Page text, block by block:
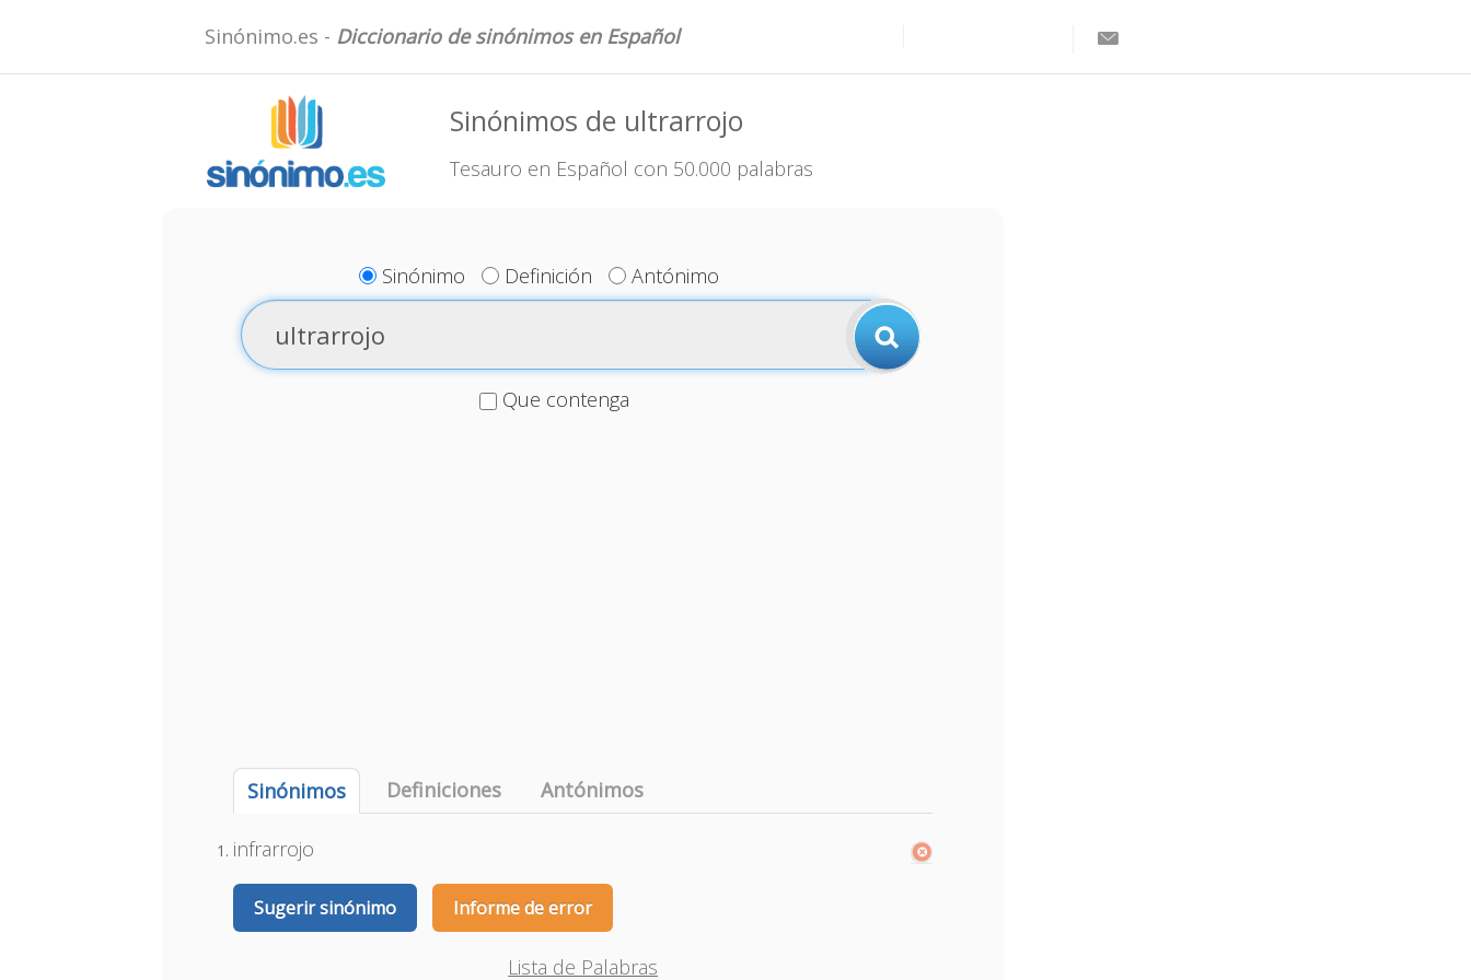
Sinónimo.es - Diccionario de sinónimos en Español
Sinónimos de ultrarrojo
Tesauro en Español con 50.000 palabras
Sinónimo Definición Antónimo
Que contenga
Sinónimos Definiciones Antónimos
infrarrojo
Sugerir sinónimo Informe de error
Lista de Palabras